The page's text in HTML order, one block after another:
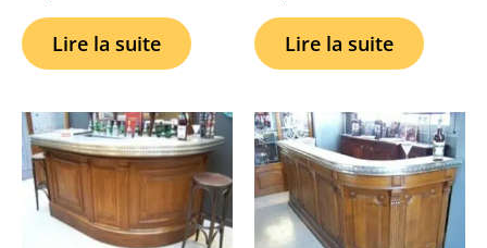
Lire la suite Lire la suite